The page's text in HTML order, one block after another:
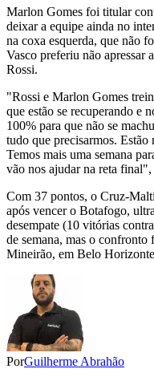
Marlon Gomes foi titular
deixar a equipe ainda no
na coxa esquerda, que não
Vasco preferiu não apressar
Rossi.
"Rossi e Marlon Gomes
que estão se recuperando e
100% para que não se
tudo que precisarmos. Estão
Temos mais uma semana
vão nos ajudar na reta
Com 37 pontos, o Cruz-
após vencer o Botafogo,
desempate (10 vitórias
de semana, mas o
Mineirão, em Belo
PorGuilherme Abrahão